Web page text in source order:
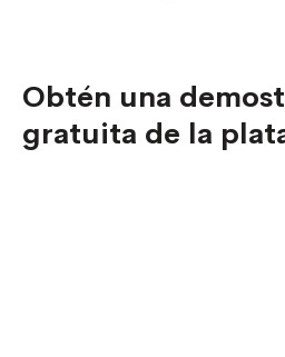
Obtén una
gratuita de la